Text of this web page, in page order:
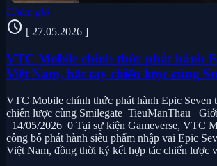
Chém gió
schedule [ 27.05.2026 ]
VTC Mobile chính thức phát hành
Việt Nam, bắt tay chiến lược cùng
VTC Mobile chính thức phát hành Epic Seven
chiến lược cùng Smilegate TieuManThau
14/05/2026 0 Tại sự kiện Gameverse, VTC
công bố phát hành siêu phẩm nhập vai Epic
Việt Nam, đồng thời ký kết hợp tác chiến